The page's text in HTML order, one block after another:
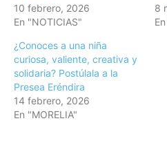
10 febrero, 2026
En "NOTICIAS"
8
¿Conoces a una niña
curiosa, valiente, creativa y
solidaria? Postúlala a la
Presea Eréndira
14 febrero, 2026
En "MORELIA"